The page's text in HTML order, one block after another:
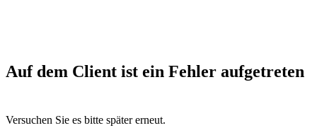
Auf dem Client ist ein Fehler aufgetreten
Versuchen Sie es bitte später erneut.